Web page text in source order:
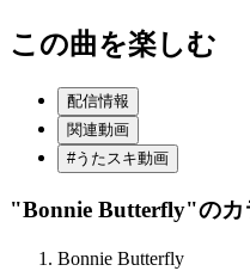
この曲を楽しむ
配信情報
関連動画
#うたスキ動画
"Bonnie Butterfly"のカ
Bonnie Butterfly